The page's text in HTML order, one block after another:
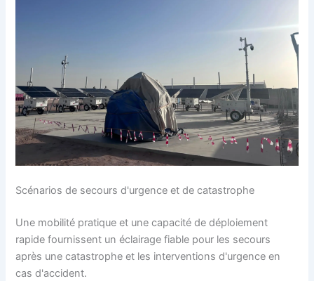
Scénarios de secours d'urgence et de catastrophe
Une mobilité pratique et une capacité de déploiement
rapide fournissent un éclairage fiable pour les secours
après une catastrophe et les interventions d'urgence en
cas d'accident.